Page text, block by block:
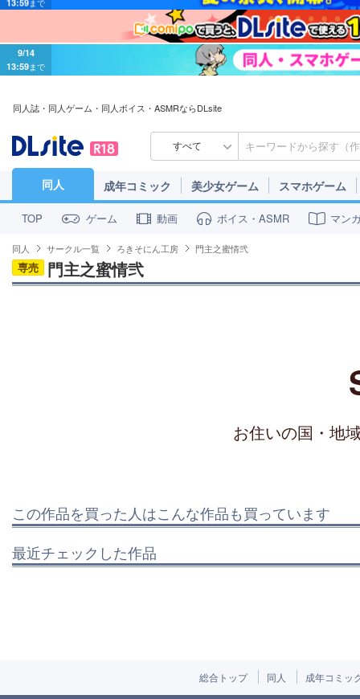
9/14
13:59まで
同人誌・同人ゲーム・同人ボイス・ASMRならDLsite
すべて
同人 成年コミック 美少女ゲーム スマホゲーム
TOP ゲーム 動画 ボイス・ASMR マン
同人 サークル一覧 ろきそにん工房 門主之蜜情弐
専売 門主之蜜情弐
お住いの国・地
この作品を買った人はこんな作品も買っています
最近チェックした作品
総合トップ 同人 成年コミッ